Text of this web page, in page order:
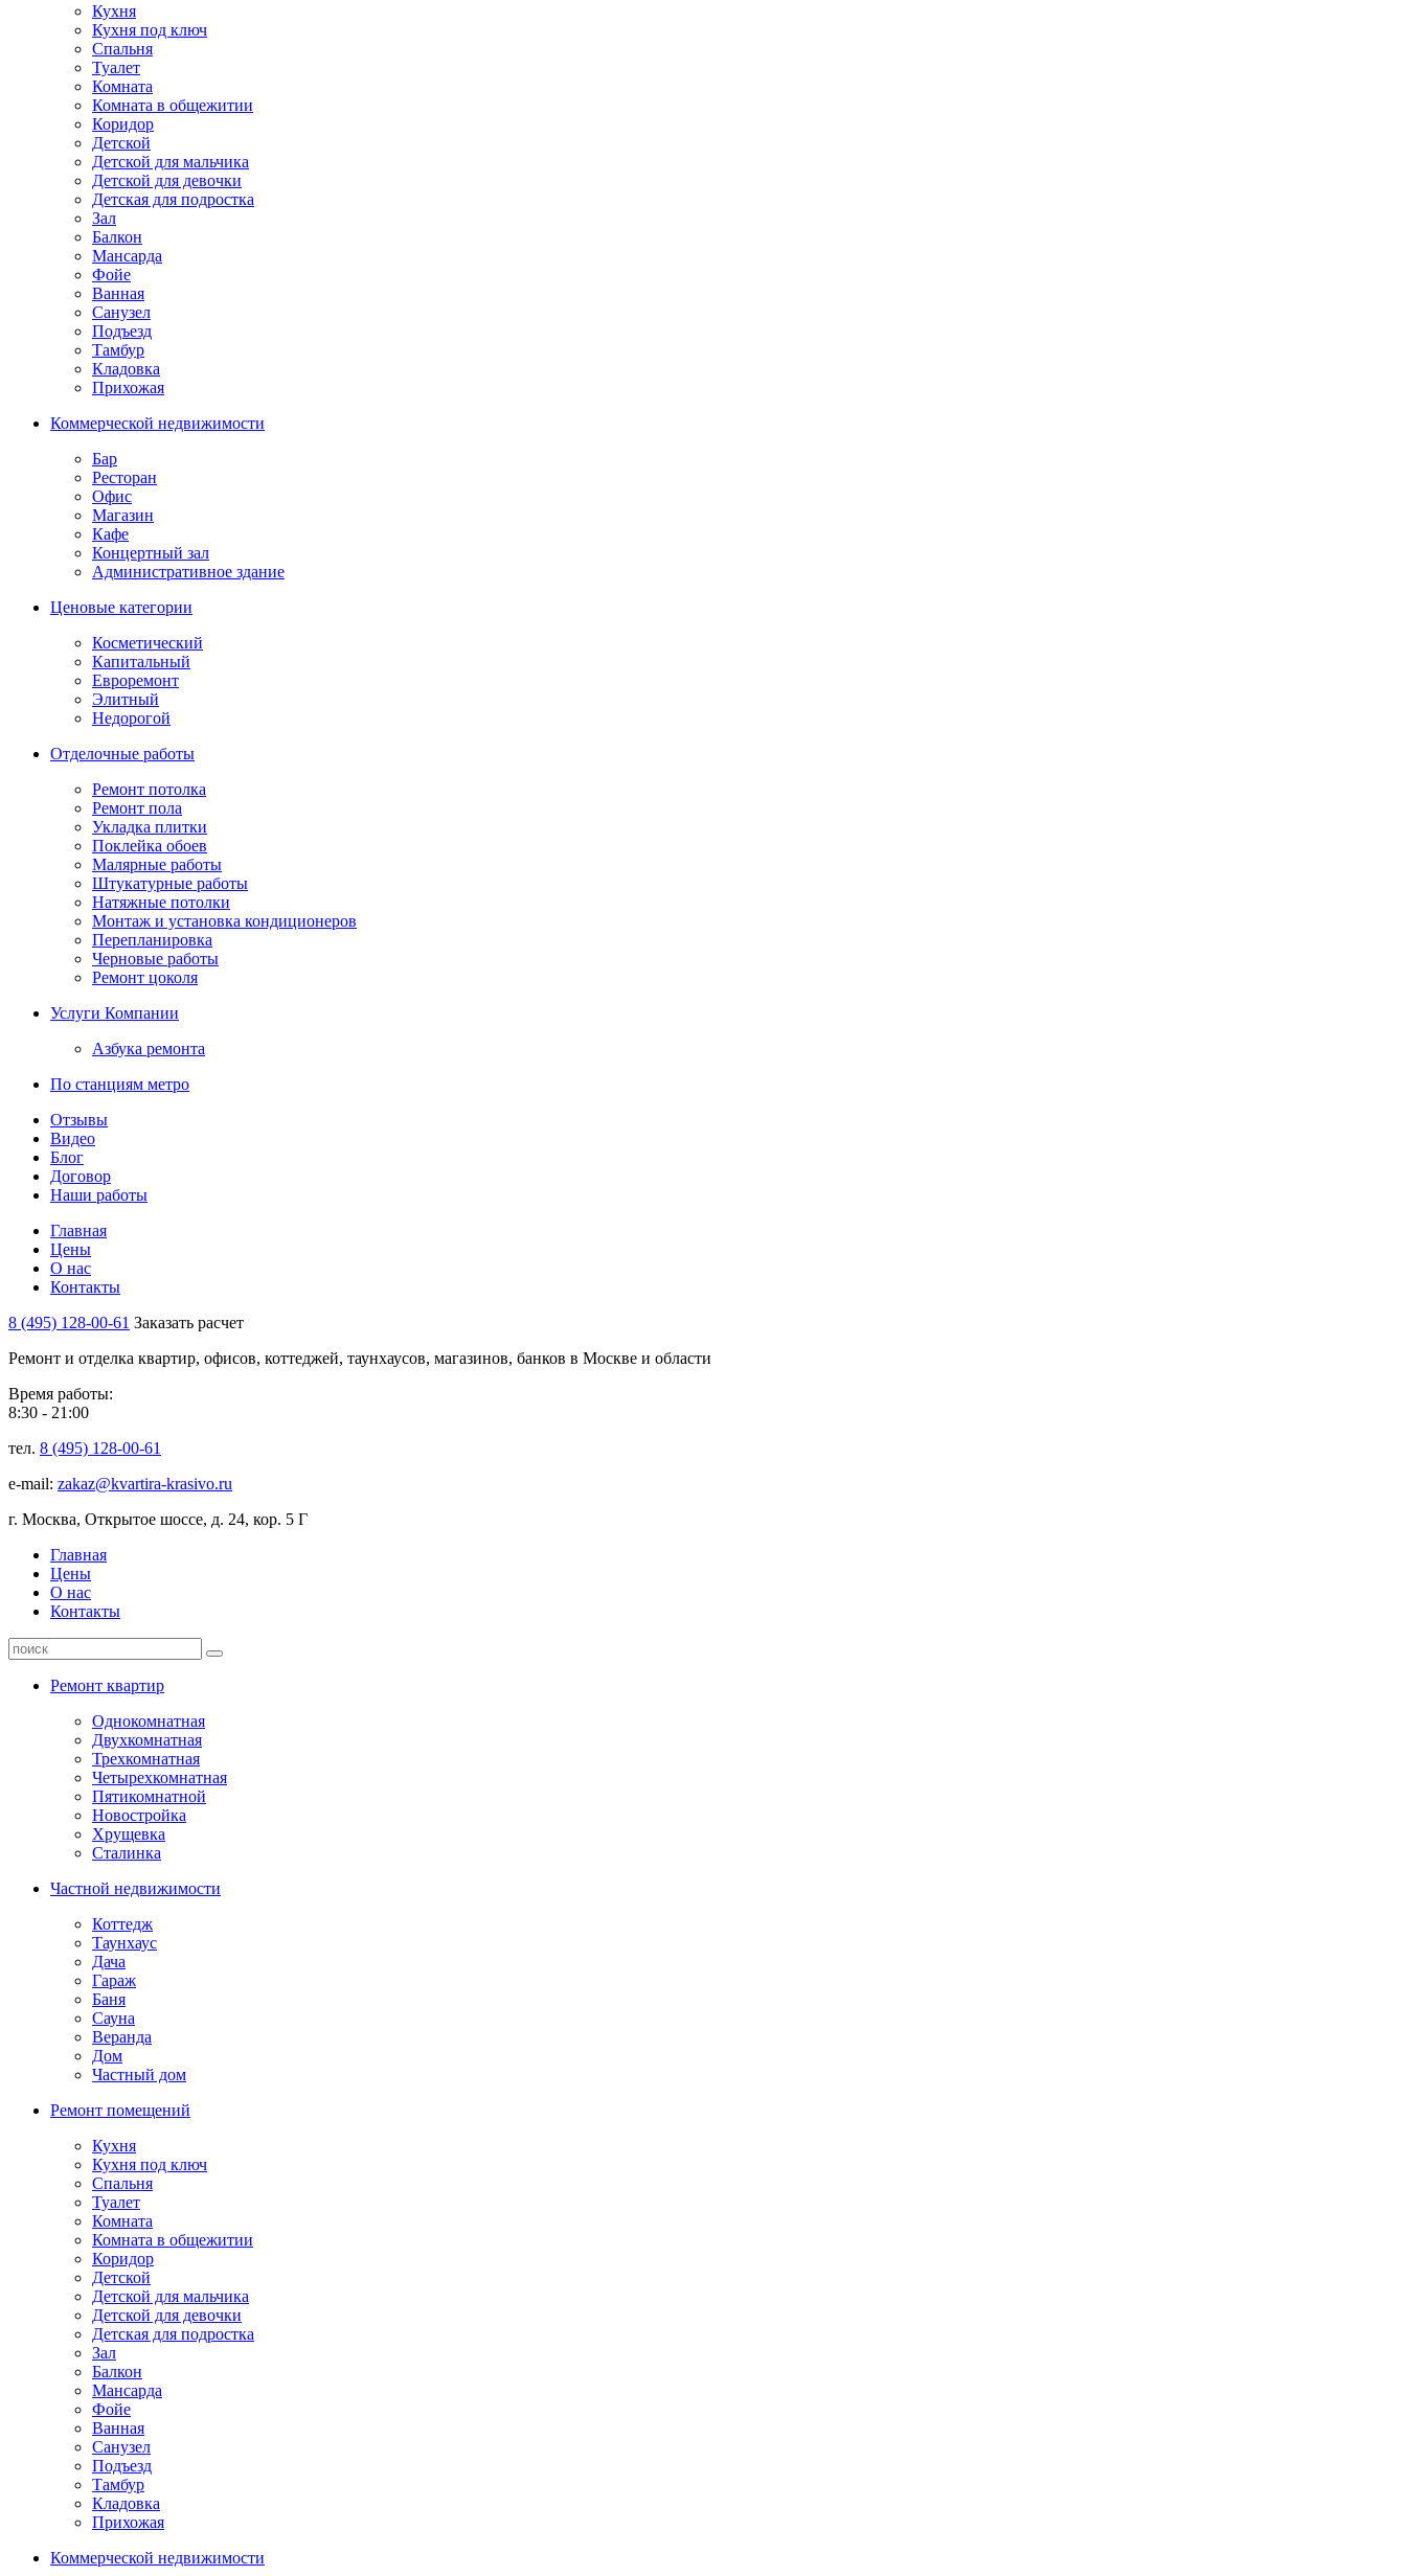
Кухня
Кухня под ключ
Спальня
Туалет
Комната
Комната в общежитии
Коридор
Детской
Детской для мальчика
Детской для девочки
Детская для подростка
Зал
Балкон
Мансарда
Фойе
Ванная
Санузел
Подъезд
Тамбур
Кладовка
Прихожая
Коммерческой недвижимости
Бар
Ресторан
Офис
Магазин
Кафе
Концертный зал
Административное здание
Ценовые категории
Косметический
Капитальный
Евроремонт
Элитный
Недорогой
Отделочные работы
Ремонт потолка
Ремонт пола
Укладка плитки
Поклейка обоев
Малярные работы
Штукатурные работы
Натяжные потолки
Монтаж и установка кондиционеров
Перепланировка
Черновые работы
Ремонт цоколя
Услуги Компании
Азбука ремонта
По станциям метро
Отзывы
Видео
Блог
Договор
Наши работы
Главная
Цены
О нас
Контакты
8 (495) 128-00-61 Заказать расчет
Ремонт и отделка квартир, офисов, коттеджей, таунхаусов, магазинов, банков в Москве и области
Время работы:
8:30 - 21:00
тел. 8 (495) 128-00-61
e-mail: zakaz@kvartira-krasivo.ru
г. Москва, Открытое шоссе, д. 24, кор. 5 Г
Главная
Цены
О нас
Контакты
Ремонт квартир
Однокомнатная
Двухкомнатная
Трехкомнатная
Четырехкомнатная
Пятикомнатной
Новостройка
Хрущевка
Сталинка
Частной недвижимости
Коттедж
Таунхаус
Дача
Гараж
Баня
Сауна
Веранда
Дом
Частный дом
Ремонт помещений
Кухня
Кухня под ключ
Спальня
Туалет
Комната
Комната в общежитии
Коридор
Детской
Детской для мальчика
Детской для девочки
Детская для подростка
Зал
Балкон
Мансарда
Фойе
Ванная
Санузел
Подъезд
Тамбур
Кладовка
Прихожая
Коммерческой недвижимости